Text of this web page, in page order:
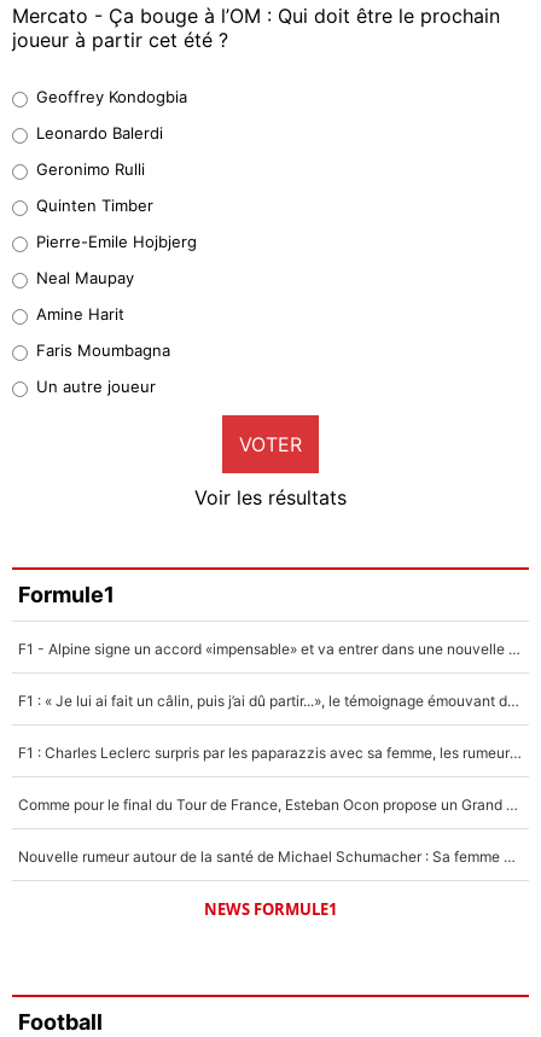
Mercato - Ça bouge à l’OM : Qui doit être le prochain
joueur à partir cet été ?
38%
32%
5%
1%
9%
Faris Moumbagna
5%
Un autre joueur
5%
Geoffrey Kondogbia
Leonardo Balerdi
Geronimo Rulli
Quinten Timber
Pierre-Emile Hojbjerg
Neal Maupay
Amine Harit
Faris Moumbagna
Un autre joueur
VOTER
Voir les résultats
Formule1
F1 - Alpine signe un accord «impensable» et va entrer dans une nouvelle dimension : Grande nouvelle pour Pierre Gasly !
F1 : « Je lui ai fait un câlin, puis j’ai dû partir...», le témoignage émouvant de Max Verstappen sur sa fille
F1 : Charles Leclerc surpris par les paparazzis avec sa femme, les rumeurs étaient vraies !
Comme pour le final du Tour de France, Esteban Ocon propose un Grand Prix de Formule 1 à Paris : «Autour de l’Arc de Triomphe, ce serait génial» !
Nouvelle rumeur autour de la santé de Michael Schumacher : Sa femme Corinna sort du silence
NEWS FORMULE1
Football